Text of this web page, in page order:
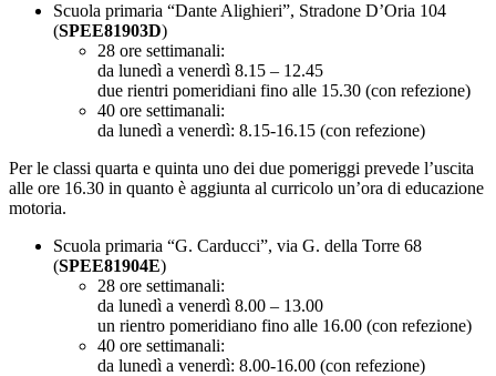
Scuola primaria “Dante Alighieri”, Stradone D’Oria 104
(SPEE81903D)
28 ore settimanali:
da lunedì a venerdì 8.15 – 12.45
due rientri pomeridiani fino alle 15.30 (con refezione)
40 ore settimanali:
da lunedì a venerdì: 8.15-16.15 (con refezione)
Per le classi quarta e quinta uno dei due pomeriggi prevede l’uscita
alle ore 16.30 in quanto è aggiunta al curricolo un’ora di educazione
motoria.
Scuola primaria “G. Carducci”, via G. della Torre 68
(SPEE81904E)
28 ore settimanali:
da lunedì a venerdì 8.00 – 13.00
un rientro pomeridiano fino alle 16.00 (con refezione)
40 ore settimanali:
da lunedì a venerdì: 8.00-16.00 (con refezione)